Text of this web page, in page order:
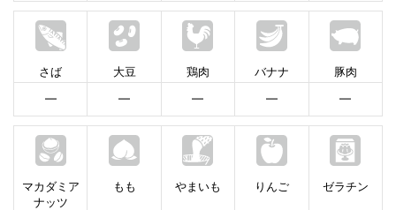
さば
━
大豆
━
鶏肉
━
バナナ
━
豚肉
━
マカダミア
ナッツ
もも やまいも りんご ゼラチン